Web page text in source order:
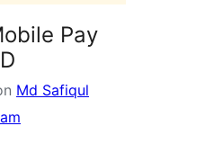
Pay
Md Safiqul